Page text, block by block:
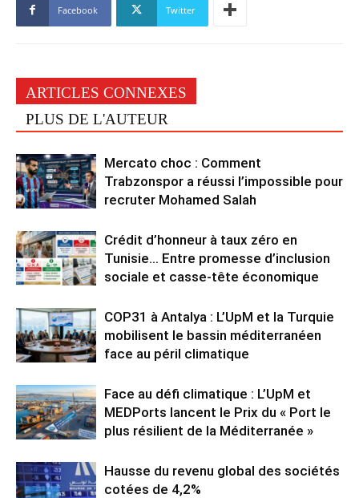
Facebook Twitter
ARTICLES CONNEXES
PLUS DE L'AUTEUR
Mercato choc : Comment
Trabzonspor a réussi l’impossible pour
recruter Mohamed Salah
Crédit d’honneur à taux zéro en
Tunisie… Entre promesse d’inclusion
sociale et casse-tête économique
COP31 à Antalya : L’UpM et la Turquie
mobilisent le bassin méditerranéen
face au péril climatique
Face au défi climatique : L’UpM et
MEDPorts lancent le Prix du « Port le
plus résilient de la Méditerranée »
Hausse du revenu global des sociétés
cotées de 4,2%